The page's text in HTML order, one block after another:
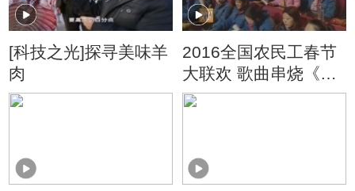
[科技之光]探寻美味羊
肉
2016全国农民工春节
大联欢 歌曲串烧《国
家》